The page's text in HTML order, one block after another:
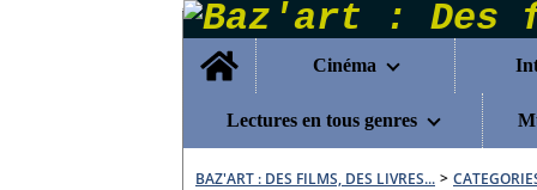
Home
Cinéma
Lectures en tous genres
BAZ'ART : DES FILMS, DES LIVRES... >